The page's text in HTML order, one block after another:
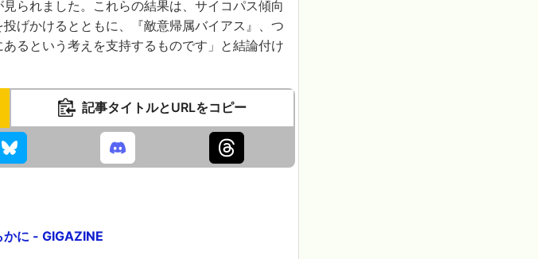
られました。これらの結果は、サイコパス傾向
げかけるとともに、『敵意帰属バイアス』、つ
るという考えを支持するものです」と結論付け
記事タイトルとURLをコピー
かに - GIGAZINE